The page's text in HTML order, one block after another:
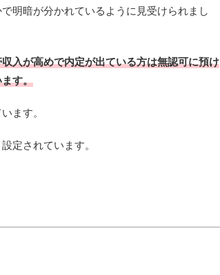
明暗が分かれているように見受けられまし
入が高めで内定が出ている方は無認可に預け
す。
ます。
定されています。